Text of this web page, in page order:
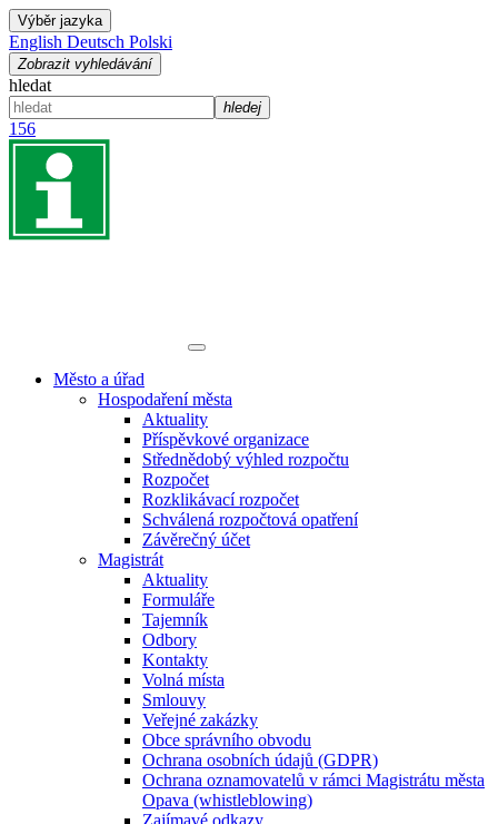
Výběr jazyka
English Deutsch Polski
Zobrazit vyhledávání
hledat
hledej
156
Město a úřad
Hospodaření města
Aktuality
Příspěvkové organizace
Střednědobý výhled rozpočtu
Rozpočet
Rozklikávací rozpočet
Schválená rozpočtová opatření
Závěrečný účet
Magistrát
Aktuality
Formuláře
Tajemník
Odbory
Kontakty
Volná místa
Smlouvy
Veřejné zakázky
Obce správního obvodu
Ochrana osobních údajů (GDPR)
Ochrana oznamovatelů v rámci Magistrátu města
Opava (whistleblowing)